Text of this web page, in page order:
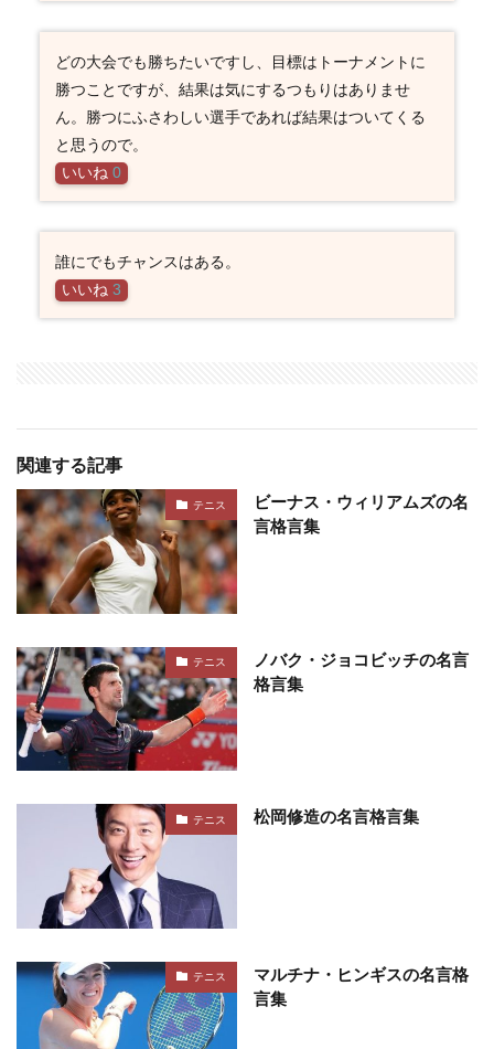
どの大会でも勝ちたいですし、目標はトーナメントに
勝つことですが、結果は気にするつもりはありませ
ん。勝つにふさわしい選手であれば結果はついてくる
と思うので。
いいね 0
誰にでもチャンスはある。
いいね 3
関連する記事
テニス
ビーナス・ウィリアムズの名
言格言集
テニス
ノバク・ジョコビッチの名言
格言集
テニス 松岡修造の名言格言集
テニス
マルチナ・ヒンギスの名言格
言集